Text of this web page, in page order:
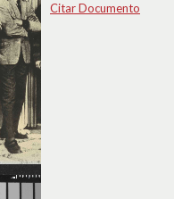
Citar Documento